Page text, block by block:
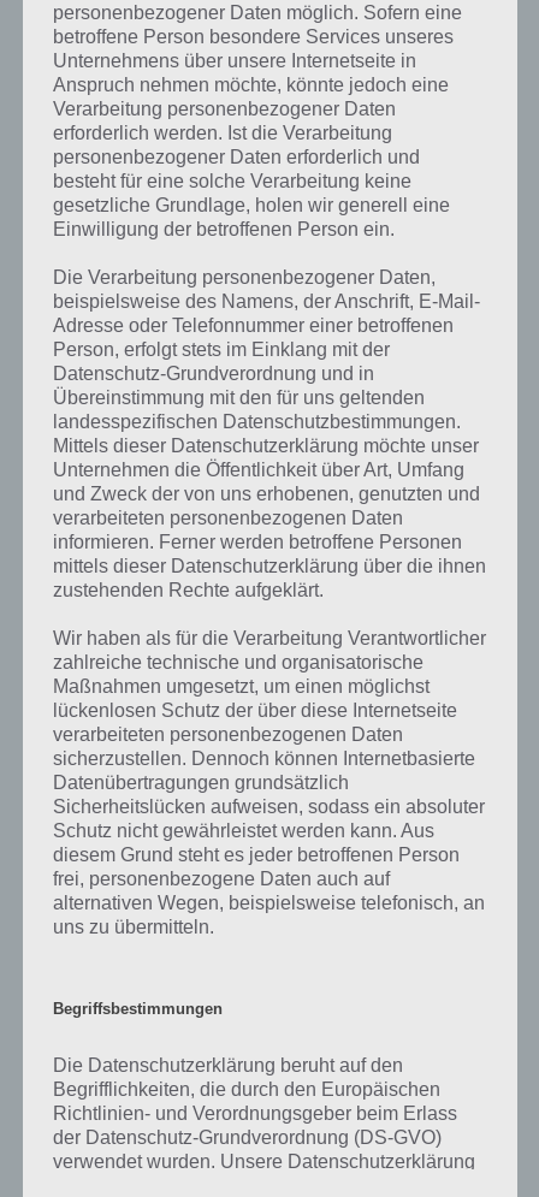
Kurze Begriffserklärung zur Lösung
Schlau
Bilder 1 Wort, doch welche Bedeutung hat dieses eigentlich und was
gibt es dazu zu wissen? Passt das Wort auch zu Unsere Erde? Zu
bestimmten Lösungen präsentieren wir daher auch immer eine
kurze Begriffserklärung!
Zu Schlau haben wir zunächst keine weiteren Informationen parat!
Auf WhatsApp teilen Teilen auf Facebook
Mehr Artikel hier auf Touchportal
personenbezogener Daten möglich. Sofern eine
betroffene Person besondere Services unseres
Unternehmens über unsere Internetseite in
Anspruch nehmen möchte, könnte jedoch eine
Verarbeitung personenbezogener Daten
erforderlich werden. Ist die Verarbeitung
personenbezogener Daten erforderlich und
besteht für eine solche Verarbeitung keine
gesetzliche Grundlage, holen wir generell eine
Einwilligung der betroffenen Person ein.
Die Verarbeitung personenbezogener Daten,
beispielsweise des Namens, der Anschrift, E-Mail-
Adresse oder Telefonnummer einer betroffenen
Person, erfolgt stets im Einklang mit der
Datenschutz-Grundverordnung und in
Übereinstimmung mit den für uns geltenden
landesspezifischen Datenschutzbestimmungen.
Mittels dieser Datenschutzerklärung möchte unser
Unternehmen die Öffentlichkeit über Art, Umfang
und Zweck der von uns erhobenen, genutzten und
verarbeiteten personenbezogenen Daten
informieren. Ferner werden betroffene Personen
mittels dieser Datenschutzerklärung über die ihnen
zustehenden Rechte aufgeklärt.
Wir haben als für die Verarbeitung Verantwortlicher
zahlreiche technische und organisatorische
Maßnahmen umgesetzt, um einen möglichst
lückenlosen Schutz der über diese Internetseite
verarbeiteten personenbezogenen Daten
sicherzustellen. Dennoch können Internetbasierte
Datenübertragungen grundsätzlich
Sicherheitslücken aufweisen, sodass ein absoluter
Schutz nicht gewährleistet werden kann. Aus
diesem Grund steht es jeder betroffenen Person
frei, personenbezogene Daten auch auf
alternativen Wegen, beispielsweise telefonisch, an
uns zu übermitteln.
Begriffsbestimmungen
Die Datenschutzerklärung beruht auf den
Begrifflichkeiten, die durch den Europäischen
Richtlinien- und Verordnungsgeber beim Erlass
der Datenschutz-Grundverordnung (DS-GVO)
verwendet wurden. Unsere Datenschutzerklärung